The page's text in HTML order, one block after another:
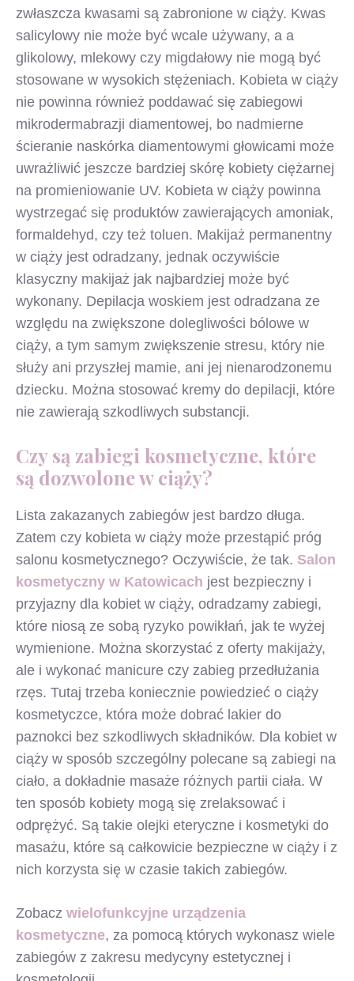
zwłaszcza kwasami są zabronione w ciąży. Kwas
salicylowy nie może być wcale używany, a a
glikolowy, mlekowy czy migdałowy nie mogą być
stosowane w wysokich stężeniach. Kobieta w ciąży
nie powinna również poddawać się zabiegowi
mikrodermabrazji diamentowej, bo nadmierne
ścieranie naskórka diamentowymi głowicami może
uwrażliwić jeszcze bardziej skórę kobiety ciężarnej
na promieniowanie UV. Kobieta w ciąży powinna
wystrzegać się produktów zawierających amoniak,
formaldehyd, czy też toluen. Makijaż permanentny
w ciąży jest odradzany, jednak oczywiście
klasyczny makijaż jak najbardziej może być
wykonany. Depilacja woskiem jest odradzana ze
względu na zwiększone dolegliwości bólowe w
ciąży, a tym samym zwiększenie stresu, który nie
służy ani przyszłej mamie, ani jej nienarodzonemu
dziecku. Można stosować kremy do depilacji, które
nie zawierają szkodliwych substancji.
Czy są zabiegi kosmetyczne, które
są dozwolone w ciąży?
Lista zakazanych zabiegów jest bardzo długa.
Zatem czy kobieta w ciąży może przestąpić próg
salonu kosmetycznego? Oczywiście, że tak. Salon
kosmetyczny w Katowicach jest bezpieczny i
przyjazny dla kobiet w ciąży, odradzamy zabiegi,
które niosą ze sobą ryzyko powikłań, jak te wyżej
wymienione. Można skorzystać z oferty makijaży,
ale i wykonać manicure czy zabieg przedłużania
rzęs. Tutaj trzeba koniecznie powiedzieć o ciąży
kosmetyczce, która może dobrać lakier do
paznokci bez szkodliwych składników. Dla kobiet w
ciąży w sposób szczególny polecane są zabiegi na
ciało, a dokładnie masaże różnych partii ciała. W
ten sposób kobiety mogą się zrelaksować i
odprężyć. Są takie olejki eteryczne i kosmetyki do
masażu, które są całkowicie bezpieczne w ciąży i z
nich korzysta się w czasie takich zabiegów.
Zobacz wielofunkcyjne urządzenia
kosmetyczne, za pomocą których wykonasz wiele
zabiegów z zakresu medycyny estetycznej i